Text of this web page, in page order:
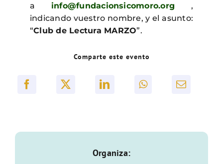
a info@fundacionsicomoro.org ,
indicando vuestro nombre, y el asunto:
“Club de Lectura MARZO”.
Comparte este evento
Organiza: